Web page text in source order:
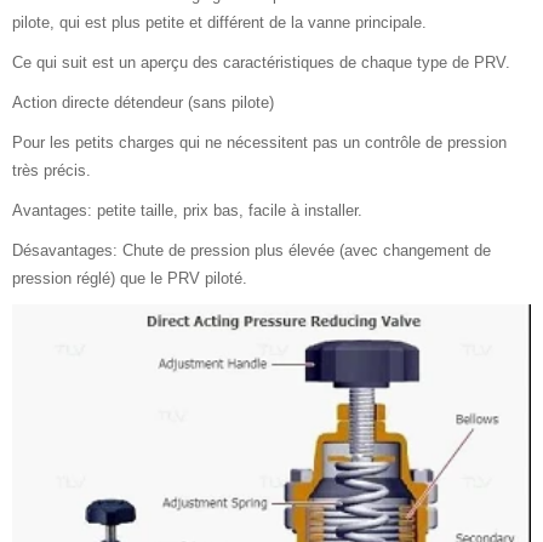
pilote, qui est plus petite et différent de la vanne principale.
Ce qui suit est un aperçu des caractéristiques de chaque type de PRV.
Action directe détendeur (sans pilote)
Pour les petits charges qui ne nécessitent pas un contrôle de pression
très précis.
Avantages: petite taille, prix bas, facile à installer.
Désavantages: Chute de pression plus élevée (avec changement de
pression réglé) que le PRV piloté.